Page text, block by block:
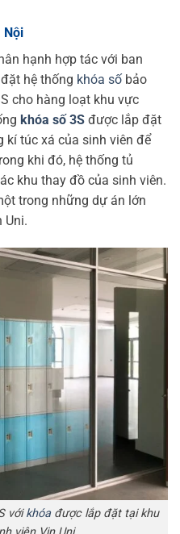
Nội
hạnh hợp tác với ban
hệ thống khóa sốbảo
cho hàng loạt khu vực
khóa số 3S được lắp đặt
kí túc xá của sinh viên để
khi đó, hệ thống tủ
khu thay đồ của sinh viên.
trong những dự án lớn
Uni.
vớikhóa được lắp đặt tại khu